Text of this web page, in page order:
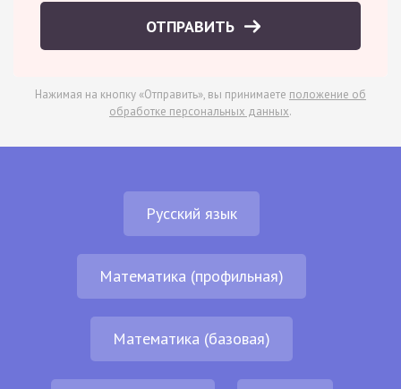
ОТПРАВИТЬ
Нажимая на кнопку «Отправить», вы принимаете положение об
обработке персональных данных.
Русский язык
Математика (профильная)
Математика (базовая)